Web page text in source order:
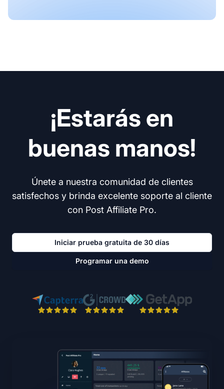
¡Estarás en
buenas manos!
Únete a nuestra comunidad de clientes
satisfechos y brinda excelente soporte al cliente
con Post Affiliate Pro.
Iniciar prueba gratuita de 30 días
Programar una demo